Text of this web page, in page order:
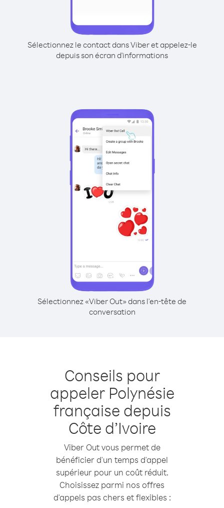
Sélectionnez le contact dans Viber et appelez-le
depuis son écran d'informations
Sélectionnez «Viber Out» dans l'en-tête de
conversation
Conseils pour
appeler Polynésie
française depuis
Côte d’Ivoire
Viber Out vous permet de
bénéficier d'un temps d'appel
supérieur pour un coût réduit.
Choisissez parmi nos offres
d'appels pas chers et flexibles :